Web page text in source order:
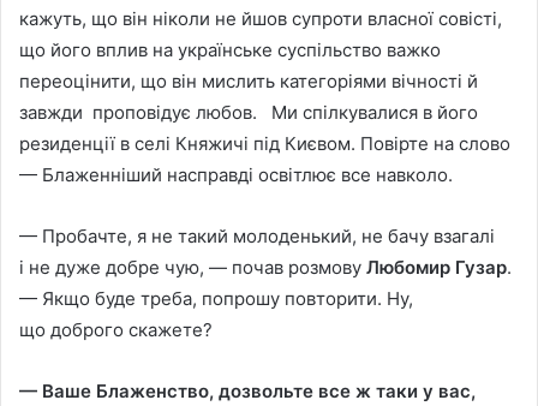
кажуть, що він ніколи не йшов супроти власної совісті,
що його вплив на українське суспільство важко
переоцінити, що він мислить категоріями вічності й
завжди проповідує любов. Ми спілкувалися в його
резиденції в селі Княжичі під Києвом. Повірте на слово
— Блаженніший насправді освітлює все навколо.
— Пробачте, я не такий молоденький, не бачу взагалi
i не дуже добре чую, — почав розмову Любомир Гузар.
— Якщо буде треба, попрошу повторити. Ну,
що доброго скажете?
— Ваше Блаженство, дозвольте все ж таки у вас,